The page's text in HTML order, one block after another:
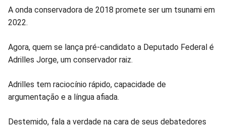
Compartilhar
Facebook
Compartilhar
Whatsapp
Compartilhar
Twitter
Compartilhar
Messenger
Compartilhar
A onda conservadora de 2018 promete ser um tsunami em
2022.
Agora, quem se lança pré-candidato a Deputado Federal é
Adrilles Jorge, um conservador raiz.
Adrilles tem raciocínio rápido, capacidade de
argumentação e a língua afiada.
Destemido, fala a verdade na cara de seus debatedores